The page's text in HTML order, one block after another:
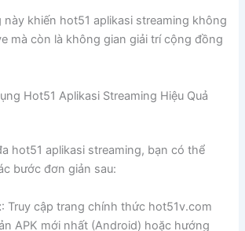
khiến hot51 aplikasi streaming không
mà còn là không gian giải trí cộng đồng
Hot51 Aplikasi Streaming Hiệu Quả
hot51 aplikasi streaming, bạn có thể
bước đơn giản sau:
: Truy cập trang chính thức hot51v.com
APK mới nhất (Android) hoặc hướng